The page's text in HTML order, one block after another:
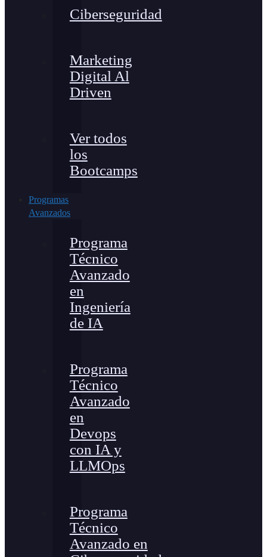
Ciberseguridad
Marketing
Digital Al
Driven
Ver todos
los
Bootcamps
Programas
Avanzados
Programa
Técnico
Avanzado
en
Ingeniería
de IA
Programa
Técnico
Avanzado
en
Devops
con IA y
LLMOps
Programa
Técnico
Avanzado en